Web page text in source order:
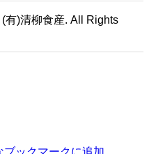
有)清柳食産. All Rights